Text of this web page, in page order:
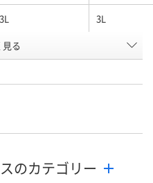
3L 3L
チャコール ネイビー
8月24日（月）まで
数量
る
のカテゴリー